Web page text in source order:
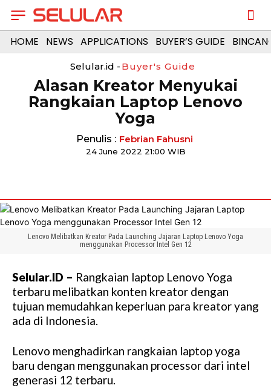
HOME NEWS APPLICATIONS BUYER’S GUIDE
Selular.id - Buyer's Guide
Alasan Kreator Menyukai
Rangkaian Laptop Lenovo
Yoga
Penulis : Febrian Fahusni
24 June 2022 21:00 WIB
Lenovo Melibatkan Kreator Pada Launching Jajaran Laptop Lenovo Yoga
menggunakan Processor Intel Gen 12
Selular.ID – Rangkaian laptop Lenovo Yoga
terbaru melibatkan konten kreator dengan
tujuan memudahkan keperluan para kreator yang
ada di Indonesia.
Lenovo menghadirkan rangkaian laptop yoga
baru dengan menggunakan processor dari intel
generasi 12 terbaru.